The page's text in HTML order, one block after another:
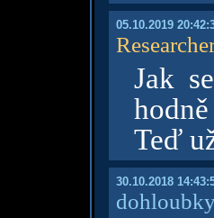
05.10.2019
Jak
Teď
30.10.2018